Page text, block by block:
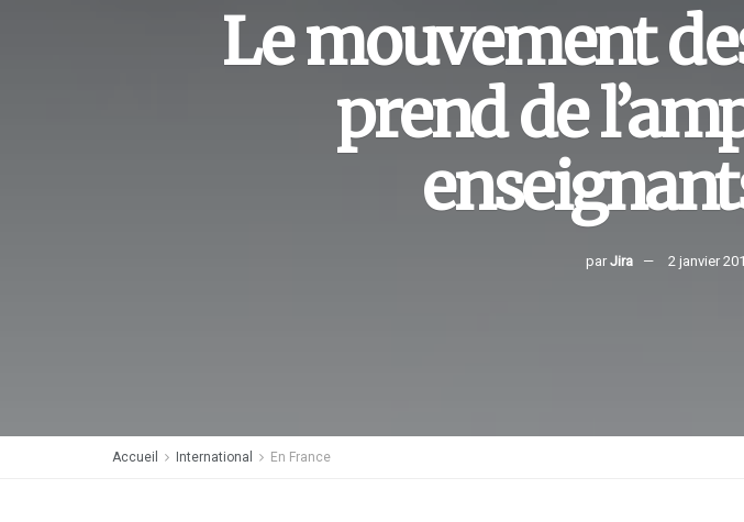
Le mouvement
prend de
par Jira 2 janvier
Accueil International En France